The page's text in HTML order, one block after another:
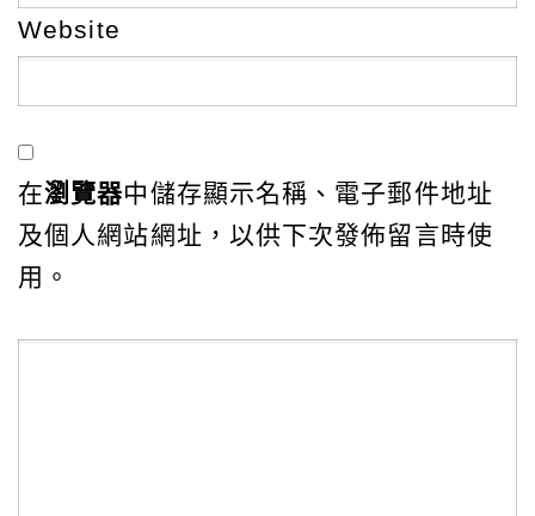
Website
在瀏覽器中儲存顯示名稱、電子郵件地址
及個人網站網址，以供下次發佈留言時使
用。